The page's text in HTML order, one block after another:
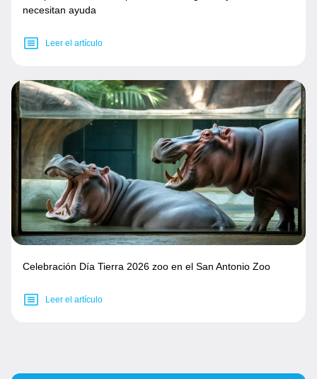
necesitan ayuda
Leer el artículo
Celebración Día Tierra 2026 zoo en el San Antonio Zoo
Leer el artículo